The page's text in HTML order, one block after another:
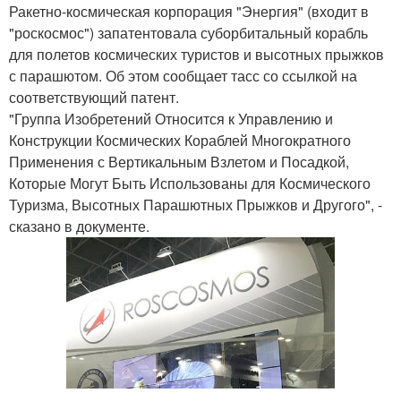
Ракетно-космическая корпорация "Энергия" (входит в
"роскосмос") запатентовала суборбитальный корабль
для полетов космических туристов и высотных прыжков
с парашютом. Об этом сообщает тасс со ссылкой на
соответствующий патент.
"Группа Изобретений Относится к Управлению и
Конструкции Космических Кораблей Многократного
Применения с Вертикальным Взлетом и Посадкой,
Которые Могут Быть Использованы для Космического
Туризма, Высотных Парашютных Прыжков и Другого", -
сказано в документе.